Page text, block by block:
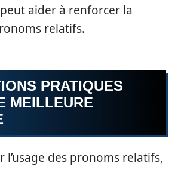
aider à renforcer la
relatifs.
PRATIQUES
MEILLEURE
l’usage des pronoms relatifs,